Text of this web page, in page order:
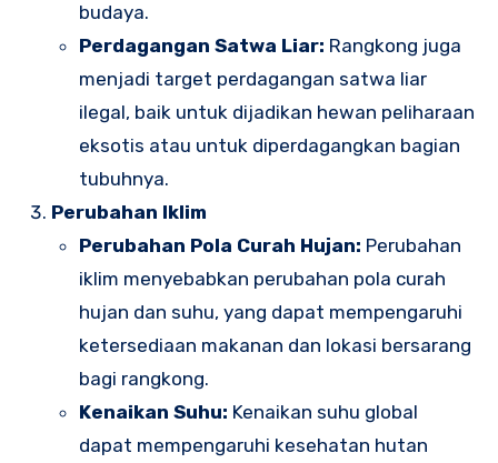
budaya.
Perdagangan Satwa Liar: Rangkong juga
menjadi target perdagangan satwa liar
ilegal, baik untuk dijadikan hewan peliharaan
eksotis atau untuk diperdagangkan bagian
tubuhnya.
Perubahan Iklim
Perubahan Pola Curah Hujan: Perubahan
iklim menyebabkan perubahan pola curah
hujan dan suhu, yang dapat mempengaruhi
ketersediaan makanan dan lokasi bersarang
bagi rangkong.
Kenaikan Suhu: Kenaikan suhu global
dapat mempengaruhi kesehatan hutan